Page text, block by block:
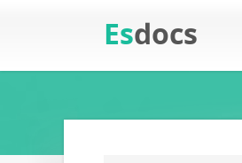
Esdocs